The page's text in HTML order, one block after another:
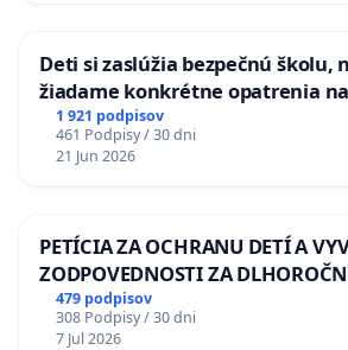
Deti si zaslúžia bezpečnú školu,
žiadame konkrétne opatrenia
situácie v školstve
1 921 podpisov
461 Podpisy / 30 dni
21 Jun 2026
PETÍCIA ZA OCHRANU DETÍ A
ZODPOVEDNOSTI ZA
A ZLYHANIE ŠTÁTU
479 podpisov
308 Podpisy / 30 dni
7 Jul 2026